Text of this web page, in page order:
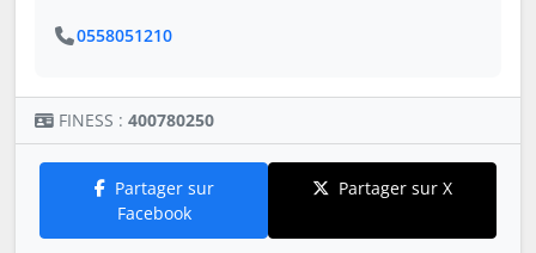
0558051210
FINESS : 400780250
Partager sur
Facebook
Partager sur X